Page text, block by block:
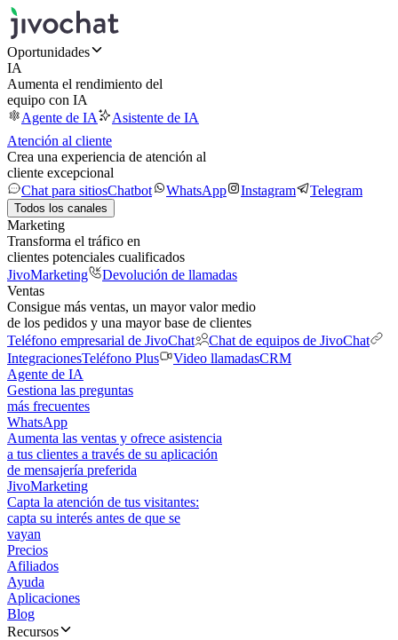
Oportunidades
IA
Aumenta el rendimiento del
equipo con IA
Agente de IA
Asistente de IA
Atención al cliente
Crea una experiencia de atención al
cliente excepcional
Chat para sitiosChatbot WhatsApp Instagram Telegram
Todos los canales
Marketing
Transforma el tráfico en
clientes potenciales cualificados
JivoMarketing
Devolución de llamadas
Ventas
Consigue más ventas, un mayor valor medio
de los pedidos y una mayor base de clientes
Teléfono empresarial de JivoChat
Chat de equipos de JivoChat
IntegracionesTeléfono Plus Video llamadasCRM
Agente de IA
Gestiona las preguntas
más frecuentes
WhatsApp
Aumenta las ventas y ofrece asistencia
a tus clientes a través de su aplicación
de mensajería preferida
JivoMarketing
Capta la atención de tus visitantes:
capta su interés antes de que se
vayan
Precios
Afiliados
Ayuda
Aplicaciones
Blog
Recursos